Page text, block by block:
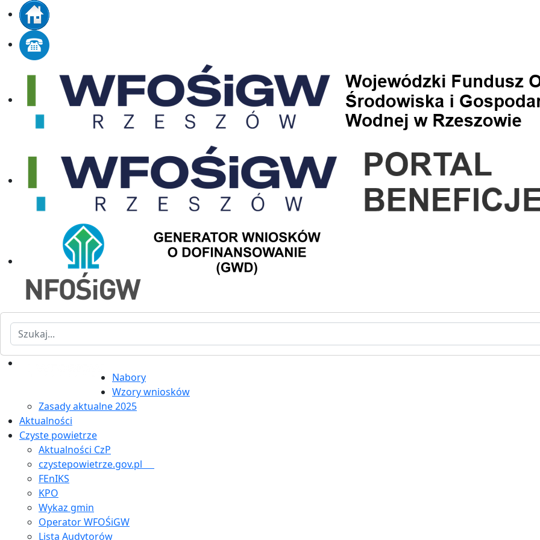
Szukaj
Nabory
Wzory wniosków
Zasady aktualne 2025
Aktualności
Czyste powietrze
Aktualności CzP
czystepowietrze.gov.pl
FEnIKS
KPO
Wykaz gmin
Operator WFOŚiGW
Lista Audytorów